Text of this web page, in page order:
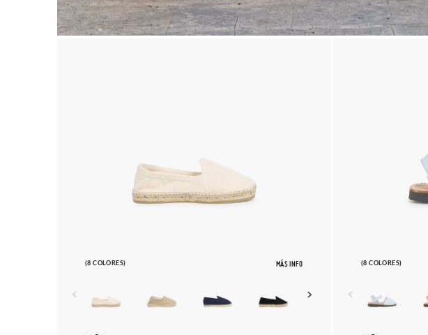
(8 COLORES) MÁS INFO (8 COLORES)